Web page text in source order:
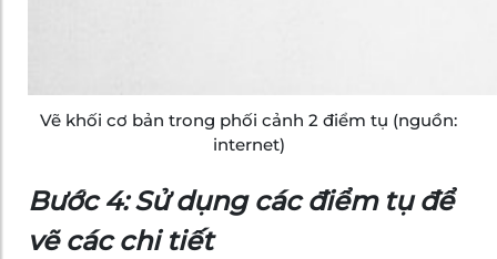
Vẽ khối cơ bản trong phối cảnh 2 điểm tụ (nguồn:
internet)
Bước 4: Sử dụng các điểm tụ để
vẽ các chi tiết